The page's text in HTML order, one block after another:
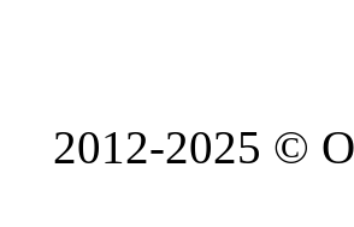
2012-2025 ©